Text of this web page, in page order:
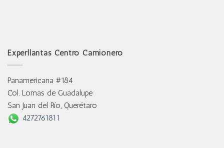
Experllantas Centro Camionero
Panamericana #184
Col. Lomas de Guadalupe
San Juan del Río, Querétaro
4272761811